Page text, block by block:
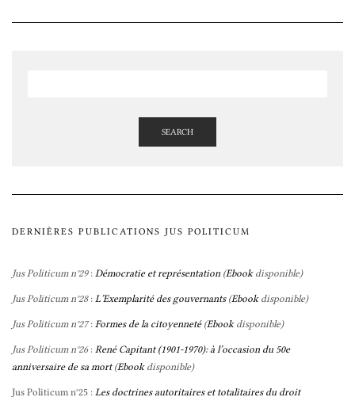
SEARCH
DERNIÈRES PUBLICATIONS JUS POLITICUM
Jus Politicum n°29: Démocratie et représentation (Ebookdisponible)
Jus Politicum n°28: L’Exemplarité des gouvernants(Ebookdisponible)
Jus Politicum n°27: Formes de la citoyenneté(Ebookdisponible)
Jus Politicum n°26: René Capitant (1901-1970): à l’occasion du 50e
anniversaire de sa mort(Ebookdisponible)
Jus Politicum n°25 : Les doctrines autoritaires et totalitaires du droit